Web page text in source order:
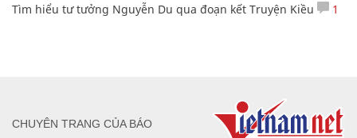
Tìm hiểu tư tưởng Nguyễn Du qua đoạn kết Truyện Kiều 1
CHUYÊN TRANG CỦA BÁO